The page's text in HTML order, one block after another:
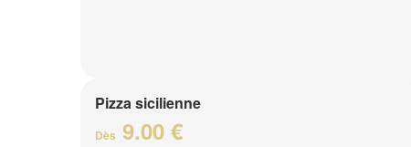
Pizza sicilienne
Dès 9.00 €